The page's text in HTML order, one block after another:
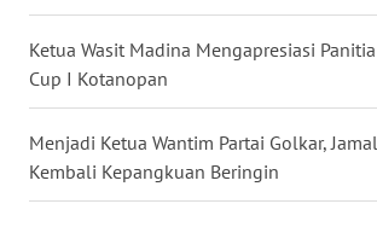
Ketua Wasit Madina Mengapresiasi
Cup I Kotanopan
Menjadi Ketua Wantim Partai Golkar,
Kembali Kepangkuan Beringin
WN
TAPANULI
WN